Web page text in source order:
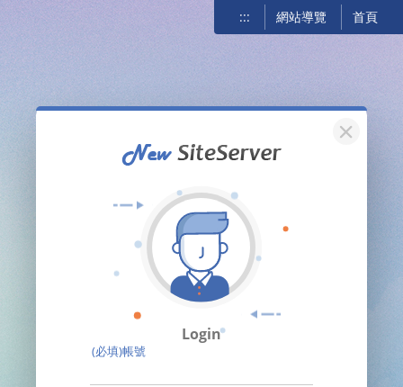
::: 網站導覽 首頁
關閉
Login
(必填)帳號